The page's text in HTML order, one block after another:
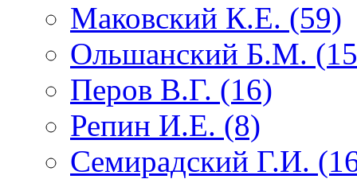
Маковский К.Е. (59)
Ольшанский Б.М.
Перов В.Г. (16)
Репин И.Е. (8)
Семирадский Г.И.